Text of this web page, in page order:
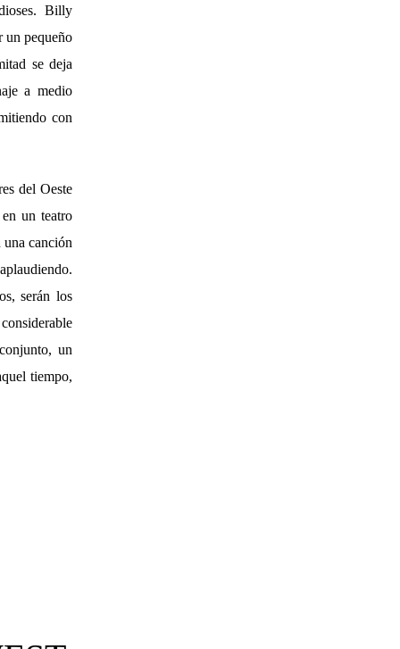
Billy
un pequeño
se deja
a medio
con
del Oeste
un teatro
una canción
serán los
un
tiempo,